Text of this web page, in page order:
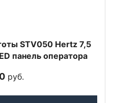
STV050 Hertz 7,5
панель оператора
руб.